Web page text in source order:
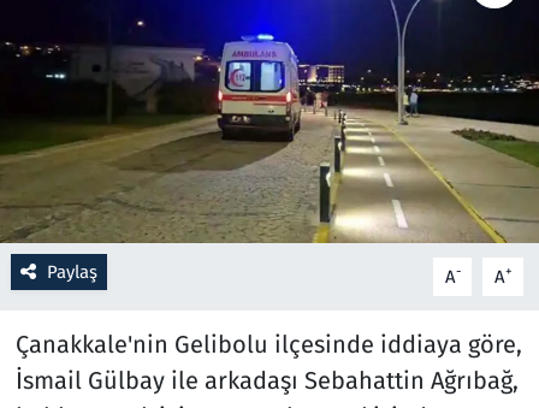
Paylaş A- A+
Çanakkale'nin Gelibolu ilçesinde iddiaya göre,
İsmail Gülbay ile arkadaşı Sebahattin Ağrıbağ,
Ramazan
Resmi İlanlar
Rüya Tabirleri
Sağlık
Savunma Sanayi
Seçim 2023